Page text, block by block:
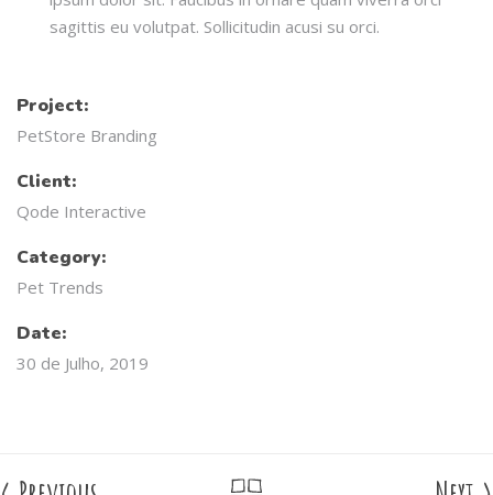
sagittis eu volutpat. Sollicitudin acusi su orci.
Project:
PetStore Branding
Client:
Qode Interactive
Category:
Pet Trends
Date:
30 de Julho, 2019